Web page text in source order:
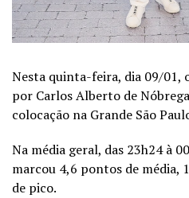
Nesta quinta-feira, dia 09/01,
por Carlos Alberto de
colocação na Grande São
Na média geral, das 23h24 à
marcou 4,6 pontos de média,
de pico.